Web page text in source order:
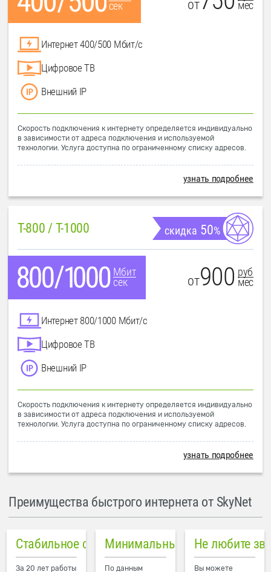
сек
от
мес
Интернет 400/500 Мбит/с
Цифровое ТВ
Внешний IP
Скорость подключения к интернету определяется индивидуально
в зависимости от адреса подключения и используемой
технологии. Услуга доступна по ограниченному списку адресов.
узнать подробнее
T-800 / T-1000 скидка 50%
Мбит
сек
от900 руб
мес
Интернет 800/1000 Мбит/с
Цифровое ТВ
Внешний IP
Скорость подключения к интернету определяется индивидуально
в зависимости от адреса подключения и используемой
технологии. Услуга доступна по ограниченному списку адресов.
узнать подробнее
Преимущества быстрого интернета от SkyNet
Стабильное соединение
За 20 лет работы
Минимальный пинг в городе
По данным
Не любите
Вы можете